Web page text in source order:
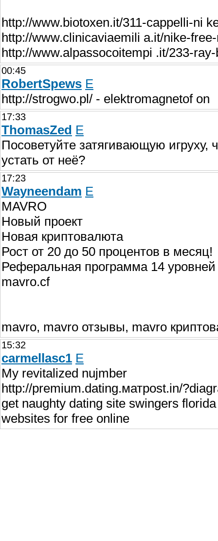
http://www.biotoxen.it/311-cappelli-ni
http://www.clinicaviaemili a.it/nike-
http://www.alpassocoitempi .it/233-
00:45
RobertSpews E
http://strogwo.pl/ - elektromagnetof on
17:33
ThomasZed E
Посоветуйте затягивающую игруху,
устать от неё?
17:23
Wayneendam E
MAVRO
Новый проект
Новая криптовалюта
Рост от 20 до 50 процентов в месяц!
Реферальная программа 14 уровней
mavro.cf
mavro, mavro отзывы, mavro
15:32
carmellasc1 E
My revitalized nujmber
http://premium.dating.матpost.in/
get naughty dating site swingers
websites for free online